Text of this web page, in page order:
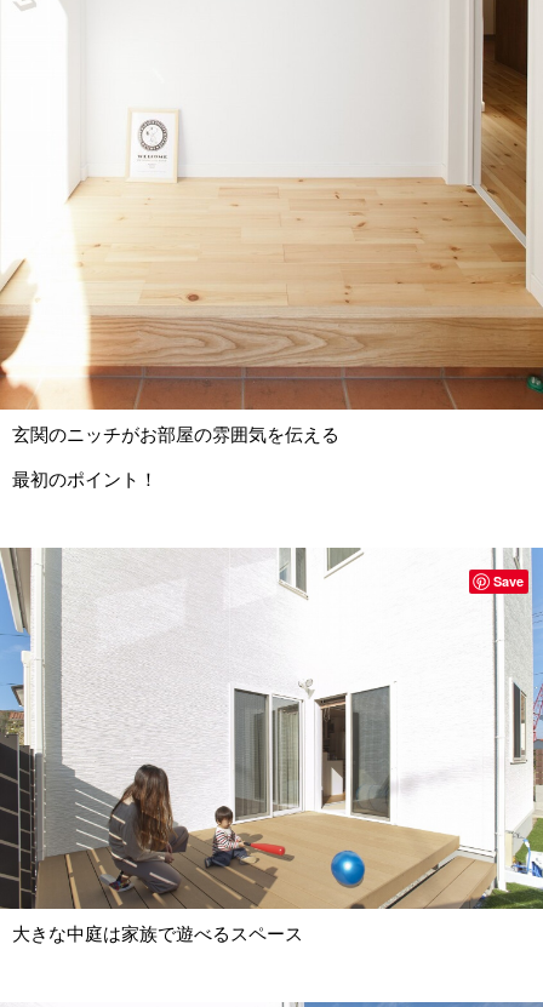
玄関のニッチがお部屋の雰囲気を伝える
最初のポイント！
大きな中庭は家族で遊べるスペース
Save